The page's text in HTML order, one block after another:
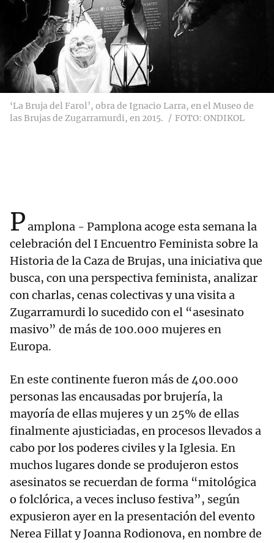
‘La Bruja del Farol’, obra de Ignacio Larra, en el Museo de
las Brujas de Zugarramurdi, en 2015.
FOTO: ONDIKOL
Pamplona - Pamplona acoge esta semana la
celebración del I Encuentro Feminista sobre la
Historia de la Caza de Brujas, una iniciativa que
busca, con una perspectiva feminista, analizar
con charlas, cenas colectivas y una visita a
Zugarramurdi lo sucedido con el “asesinato
masivo” de más de 100.000 mujeres en
Europa.
En este continente fueron más de 400.000
personas las encausadas por brujería, la
mayoría de ellas mujeres y un 25% de ellas
finalmente ajusticiadas, en procesos llevados a
cabo por los poderes civiles y la Iglesia. En
muchos lugares donde se produjeron estos
asesinatos se recuerdan de forma “mitológica
o folclórica, a veces incluso festiva”, según
expusieron ayer en la presentación del evento
Nerea Fillat y Joanna Rodionova, en nombre de